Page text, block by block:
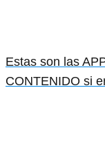
Estas son las
CONTENIDO si